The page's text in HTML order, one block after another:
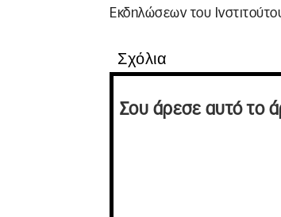
Εκδηλώσεων του
Σχόλια
Σου άρεσε αυτό το